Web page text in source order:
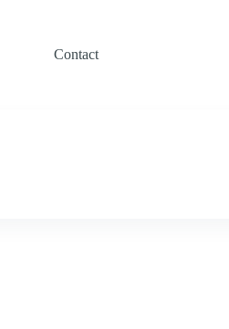
Contact